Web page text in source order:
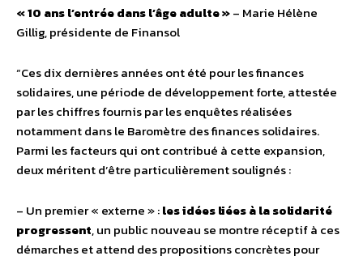
« 10 ans l’entrée dans l’âge adulte »– Marie Hélène
Gillig, présidente de Finansol
“Ces dix dernières années ont été pour les finances
solidaires, une période de développement forte, attestée
par les chiffres fournis par les enquêtes réalisées
notamment dans le Baromètre des finances solidaires.
Parmi les facteurs qui ont contribué à cette expansion,
deux méritent d’être particulièrement soulignés :
– Un premier « externe » :les idées liées à la solidarité
progressent, un public nouveau se montre réceptif à ces
démarches et attend des propositions concrètes pour